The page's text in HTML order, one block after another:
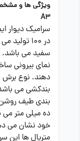
ویژگی ها و
A3
در 100
سفید می باشد.
نمای بیرونی
دهند. نوع برش
بندکشی می
بندی طیف
ده میلی متر می
خود نشان می
متریال ها این